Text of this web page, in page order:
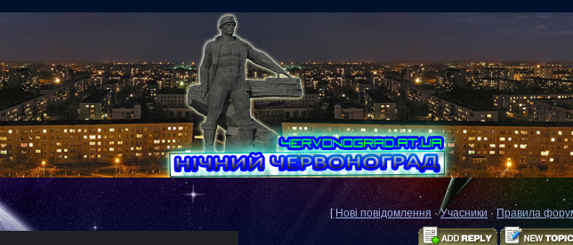
[ Нові повідомлення ·Учасники·Правила